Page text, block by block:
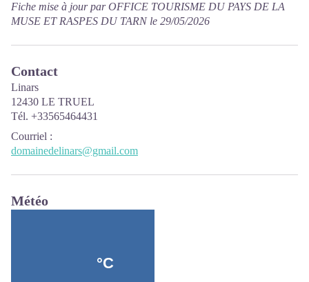
Fiche mise à jour par OFFICE TOURISME DU PAYS DE LA
MUSE ET RASPES DU TARN le 29/05/2026
Contact
Linars
12430 LE TRUEL
Tél. +33565464431
Courriel :
domainedelinars@gmail.com
Météo